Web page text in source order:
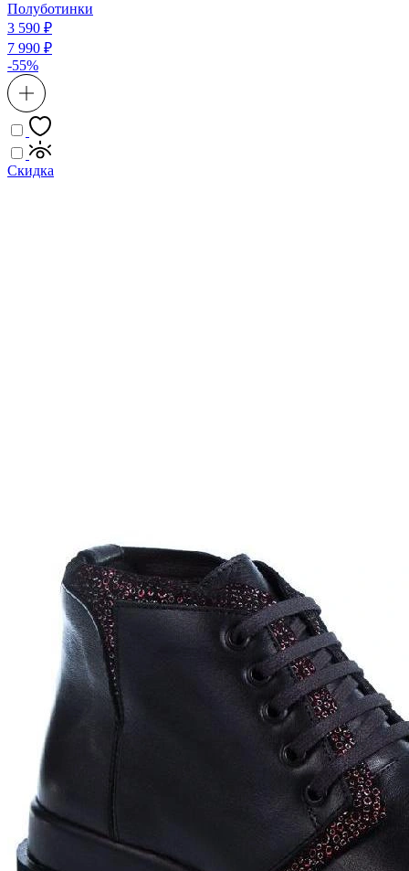
Полуботинки
3 590 ₽
7 990 ₽
-55%
Скидка